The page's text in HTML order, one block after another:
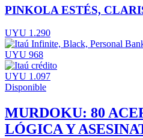
PINKOLA ESTÉS,
UYU 1.290
UYU 968
UYU 1.097
Disponible
MURDOKU: 80
LÓGICA Y